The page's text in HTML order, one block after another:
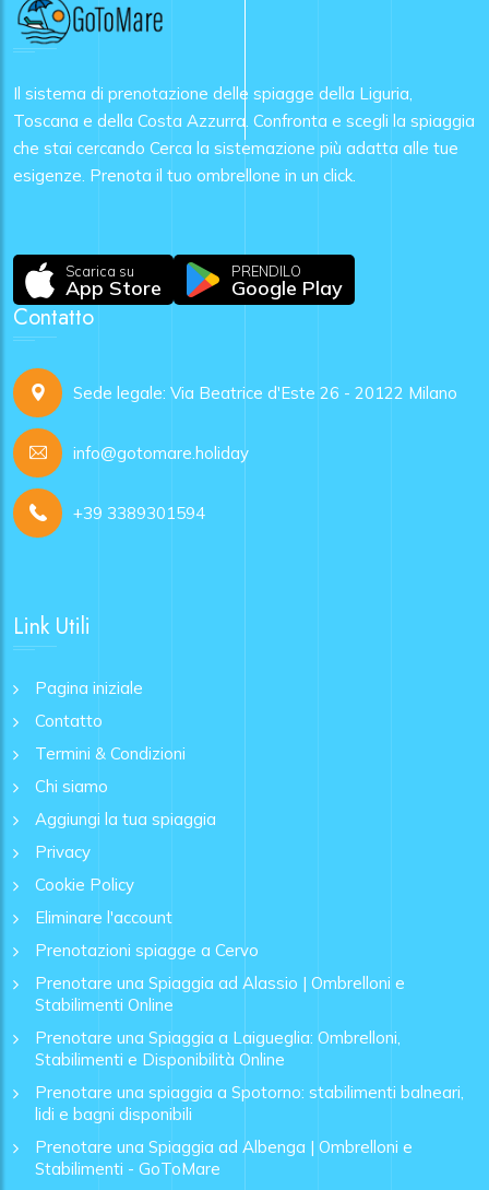
Il sistema di prenotazione delle spiagge della Liguria,
Toscana e della Costa Azzurra. Confronta e scegli la spiaggia
che stai cercando Cerca la sistemazione più adatta alle tue
esigenze. Prenota il tuo ombrellone in un click.
Scarica su
App Store
PRENDILO
Google Play
Contatto
Sede legale: Via Beatrice d'Este 26 - 20122 Milano
info@gotomare.holiday
+39 3389301594
Link Utili
Pagina iniziale
Contatto
Termini & Condizioni
Chi siamo
Aggiungi la tua spiaggia
Privacy
Cookie Policy
Eliminare l'account
Prenotazioni spiagge a Cervo
Prenotare una Spiaggia ad Alassio | Ombrelloni e
Stabilimenti Online
Prenotare una Spiaggia a Laigueglia: Ombrelloni,
Stabilimenti e Disponibilità Online
Prenotare una spiaggia a Spotorno: stabilimenti balneari,
lidi e bagni disponibili
Prenotare una Spiaggia ad Albenga | Ombrelloni e
Stabilimenti - GoToMare